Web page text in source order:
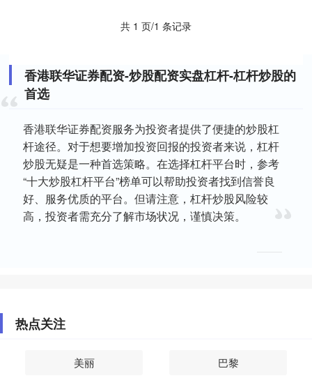
共 1 页/1 条记录
香港联华证券配资-炒股配资实盘杠杆-杠杆炒股的
首选
香港联华证券配资服务为投资者提供了便捷的炒股杠
杆途径。对于想要增加投资回报的投资者来说，杠杆
炒股无疑是一种首选策略。在选择杠杆平台时，参考
“十大炒股杠杆平台”榜单可以帮助投资者找到信誉良
好、服务优质的平台。但请注意，杠杆炒股风险较
高，投资者需充分了解市场状况，谨慎决策。
热点关注
美丽 巴黎